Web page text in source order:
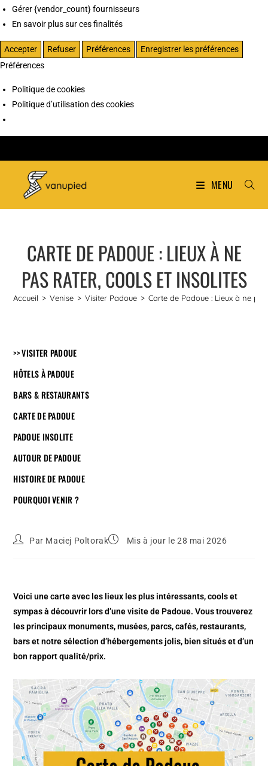
Gérer {vendor_count} fournisseurs
En savoir plus sur ces finalités
Accepter Refuser Préférences
Enregistrer les préférences
Préférences
Politique de cookies
Politique d’utilisation des cookies
MENU
CARTE DE PADOUE : LIEUX À NE
PAS RATER, COOLS ET INSOLITES
Accueil > Venise > Visiter Padoue > Carte de Padoue : Lieux à ne
>> VISITER PADOUE
HÔTELS À PADOUE
BARS & RESTAURANTS
CARTE DE PADOUE
PADOUE INSOLITE
AUTOUR DE PADOUE
HISTOIRE DE PADOUE
POURQUOI VENIR ?
Par Maciej Poltorak Mis à jour le 28 mai 2026
Voici une carte avec les lieux les plus intéressants, cools et
sympas à découvrir lors d’une visite de Padoue. Vous trouverez
les principaux monuments, musées, parcs, cafés, restaurants,
bars et notre sélection d’hébergements jolis, bien situés et d’un
bon rapport qualité/prix.